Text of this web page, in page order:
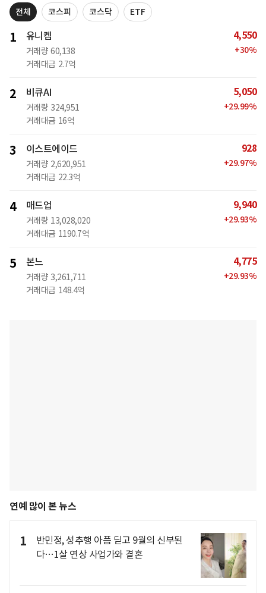
전체 코스피 코스닥 ETF
1 유니켐
거래량 60,138
거래대금 2.7억
4,550
+30%
2 비큐AI
거래량 324,951
거래대금 16억
5,050
+29.99%
3 이스트에이드
거래량 2,620,951
거래대금 22.3억
928
+29.97%
4 매드업
거래량 13,028,020
거래대금 1190.7억
9,940
+29.93%
5 본느
거래량 3,261,711
거래대금 148.4억
4,775
+29.93%
연예 많이 본 뉴스
1
반민정, 성추행 아픔 딛고 9월의 신부된
다…1살 연상 사업가와 결혼